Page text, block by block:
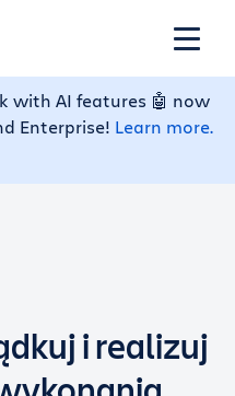
with AI features 🤖 now
Enterprise! Learn more.
i realizuj